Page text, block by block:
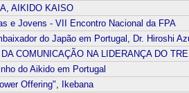
AIKIDO KAISO
e Jovens - VII Encontro Nacional da FPA
do Japão em Portugal, Dr. Hiroshi
COMUNICAÇÃO NA LIDERANÇA DO
do Aikido em Portugal
Offering", Ikebana